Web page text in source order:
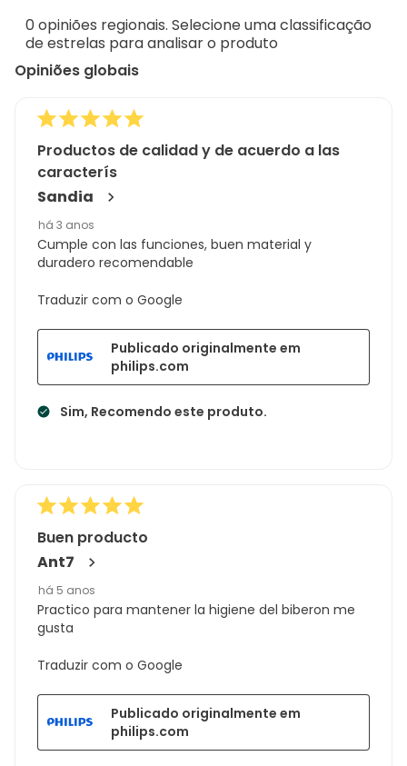
26
análises
0 opiniões regionais. Selecione uma classificação
de estrelas para analisar o produto
Opiniões globais
Productos de calidad y de acuerdo a las
caracterís
Sandia
há 3 anos
Cumple con las funciones, buen material y
duradero recomendable
Traduzir com o Google
Sim, Recomendo este produto.
Publicado originalmente em
philips.com
Buen producto
Ant7
há 5 anos
Practico para mantener la higiene del biberon me
gusta
Traduzir com o Google
Publicado originalmente em
philips.com